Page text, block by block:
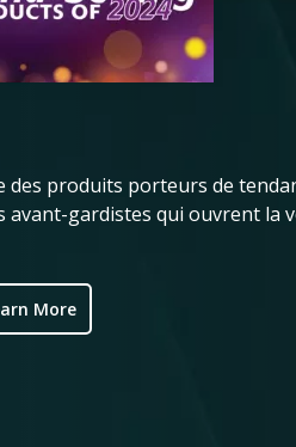
produits porteurs de
gardistes qui ouvrent la
More